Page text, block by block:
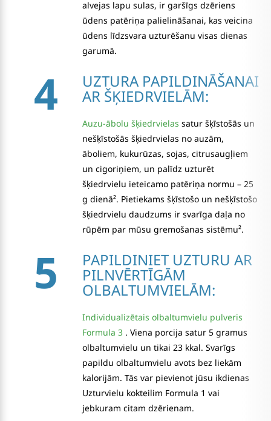
alvejas lapu sulas, ir garšīgs dzēriens
ūdens patēriņa palielināšanai, kas veicina
ūdens līdzsvara uzturēšanu visas dienas
garumā.
4 UZTURA PAPILDINĀŠANAI
AR ŠĶIEDRVIELĀM:
Auzu-ābolu šķiedrvielas satur šķīstošās un
nešķīstošās šķiedrvielas no auzām,
āboliem, kukurūzas, sojas, citrusaugļiem
un cigoriņiem, un palīdz uzturēt
šķiedrvielu ieteicamo patēriņa normu – 25
g dienā². Pietiekams šķīstošo un nešķīstošo
šķiedrvielu daudzums ir svarīga daļa no
rūpēm par mūsu gremošanas sistēmu².
5 PAPILDINIET UZTURU AR
PILNVĒRTĪGĀM
OLBALTUMVIELĀM:
Individualizētais olbaltumvielu pulveris
Formula 3 . Viena porcija satur 5 gramus
olbaltumvielu un tikai 23 kkal. Svarīgs
papildu olbaltumvielu avots bez liekām
kalorijām. Tās var pievienot jūsu ikdienas
Uzturvielu kokteilim Formula 1 vai
jebkuram citam dzērienam.